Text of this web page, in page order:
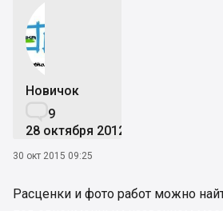
Новичок
9
28 октября 2012
30 окт 2015 09:25
Расценки и фото работ можно